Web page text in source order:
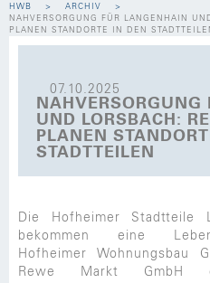
HWB
ARCHIV
NAHVERSORGUNG FÜR LANGENHAIN
PLANEN STANDORTE IN DEN
07.10.2025
NAHVERSORGUNG
UND LORSBACH:
PLANEN
STADTTEILEN
Die Hofheimer Stadtteile
bekommen eine
Hofheimer Wohnungsbau
Rewe Markt GmbH